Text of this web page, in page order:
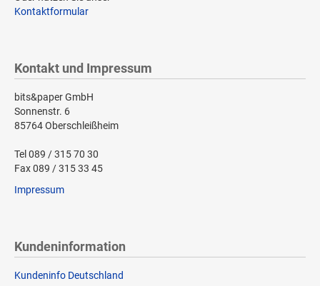
Kontaktformular
Kontakt und Impressum
bits&paper GmbH
Sonnenstr. 6
85764 Oberschleißheim
Tel 089 / 315 70 30
Fax 089 / 315 33 45
Impressum
Kundeninformation
Kundeninfo Deutschland